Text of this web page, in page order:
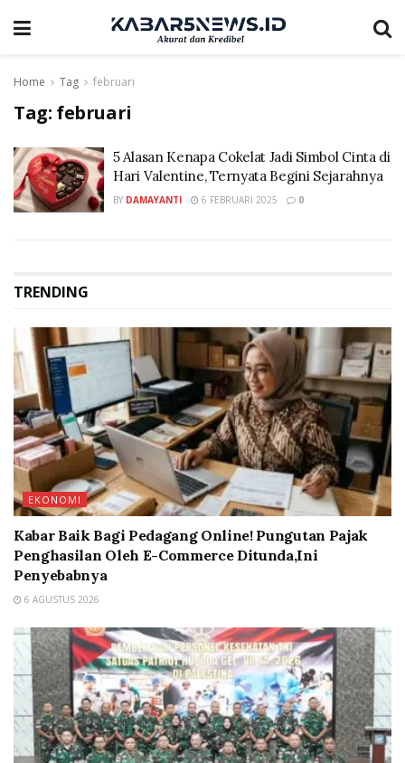
Home Tag februari
Tag: februari
5 Alasan Kenapa Cokelat Jadi Simbol Cinta di
Hari Valentine, Ternyata Begini Sejarahnya
BY DAMAYANTI 6 FEBRUARI 2025 0
TRENDING
EKONOMI
Kabar Baik Bagi Pedagang Online! Pungutan Pajak
Penghasilan Oleh E-Commerce Ditunda,Ini
Penyebabnya
6 AGUSTUS 2026